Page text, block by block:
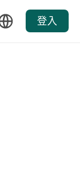
登入